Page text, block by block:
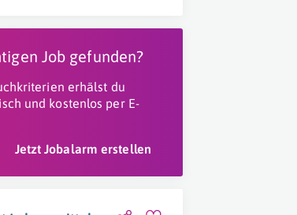
Job gefunden?
erhälst du
und kostenlos per E-
Jetzt Jobalarm erstellen